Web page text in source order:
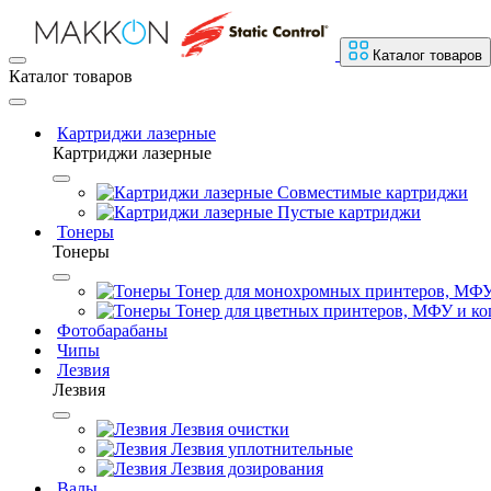
Каталог товаров
Каталог товаров
Картриджи лазерные
Картриджи лазерные
Совместимые картриджи
Пустые картриджи
Тонеры
Тонеры
Тонер для монохромных принтеров,
Тонер для цветных принтеров, МФУ и
Фотобарабаны
Чипы
Лезвия
Лезвия
Лезвия очистки
Лезвия уплотнительные
Лезвия дозирования